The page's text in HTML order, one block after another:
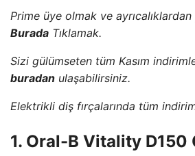
Prime üye olmak ve
Burada Tıklamak.
Sizi gülümseten tüm Kasım
buradan ulaşabilirsiniz.
Elektrikli diş fırçalarında tüm
1. Oral-B Vitality D150